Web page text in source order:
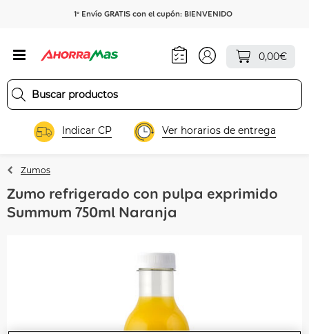
1º Envío GRATIS con el cupón: BIENVENIDO
0,00€
Indicar CP Ver horarios de entrega
Zumos
Zumo refrigerado con pulpa exprimido
Summum 750ml Naranja